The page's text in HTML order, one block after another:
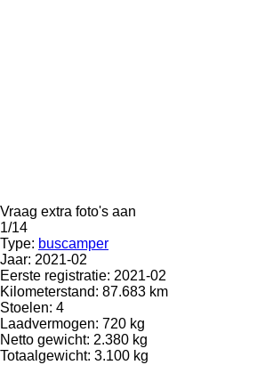
Vraag extra foto's aan
1/14
Type: buscamper
Jaar: 2021-02
Eerste registratie: 2021-02
Kilometerstand: 87.683 km
Stoelen: 4
Laadvermogen: 720 kg
Netto gewicht: 2.380 kg
Totaalgewicht: 3.100 kg